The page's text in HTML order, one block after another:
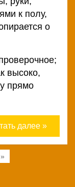
к полу,
о
высоко,
прямо
далее »